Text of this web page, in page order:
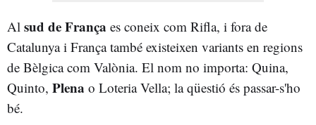
Al sud de França es coneix com Rifla, i fora de
Catalunya i França també existeixen variants en regions
de Bèlgica com Valònia. El nom no importa: Quina,
Quinto, Plena o Loteria Vella; la qüestió és passar-s'ho
bé.